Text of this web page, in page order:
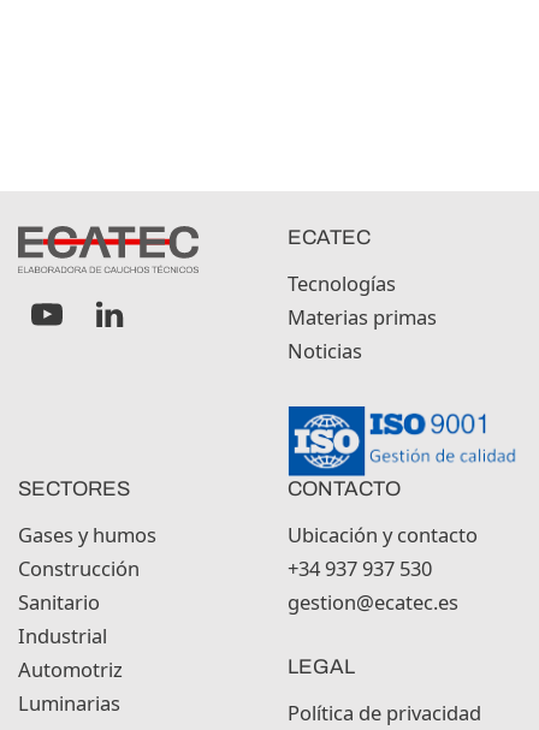
ECATEC
Tecnologías
Materias primas
Noticias
SECTORES
Gases y humos
Construcción
Sanitario
Industrial
Automotriz
Luminarias
CONTACTO
Ubicación y contacto
+34 937 937 530
gestion@ecatec.es
LEGAL
Política de privacidad